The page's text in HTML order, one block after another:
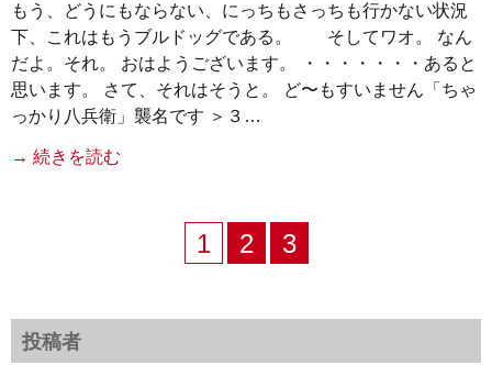
もう、どうにもならない、にっちもさっちも行かない状況
下、これはもうブルドッグである。 そしてワオ。 なん
だよ。それ。 おはようございます。 ・・・・・・・あると
思います。 さて、それはそうと。 ど〜もすいません「ちゃ
っかり八兵衛」襲名です ＞３…
→ 続きを読む
1 2 3
投稿者